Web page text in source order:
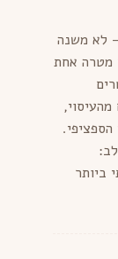
– לא משנה
מטרה אחת
ביותר